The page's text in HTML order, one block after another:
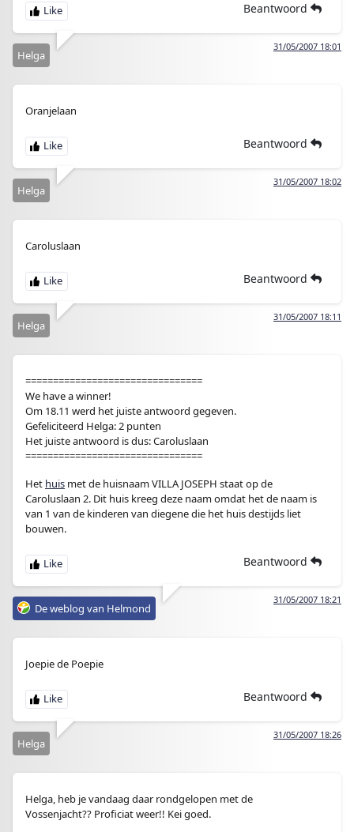
Beantwoord
31/05/2007 18:01
Helga
Oranjelaan
Beantwoord
31/05/2007 18:02
Helga
Caroluslaan
Beantwoord
31/05/2007 18:11
Helga
================================
We have a winner!
Om 18.11 werd het juiste antwoord gegeven.
Gefeliciteerd Helga: 2 punten
Het juiste antwoord is dus: Caroluslaan
================================
Het huis met de huisnaam VILLA JOSEPH staat op de
Caroluslaan 2. Dit huis kreeg deze naam omdat het de naam is
van 1 van de kinderen van diegene die het huis destijds liet
bouwen.
Beantwoord
31/05/2007 18:21
De weblog van Helmond
Joepie de Poepie
Beantwoord
31/05/2007 18:26
Helga
Helga, heb je vandaag daar rondgelopen met de
Vossenjacht?? Proficiat weer!! Kei goed.